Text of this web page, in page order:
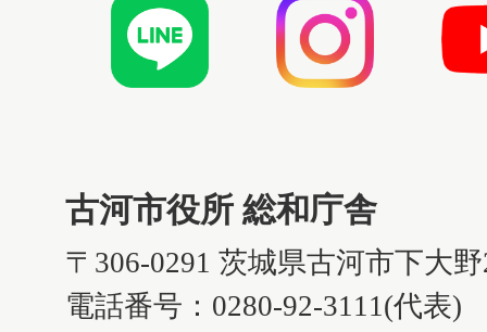
古河市役所 総和庁舎
〒306-0291 茨城県古河市下大
電話番号：0280-92-3111(代表)